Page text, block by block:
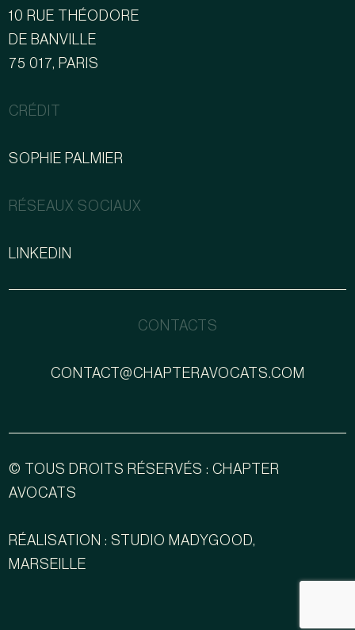
10 RUE THÉODORE
DE BANVILLE
75 017, PARIS
CRÉDIT
SOPHIE PALMIER
RÉSEAUX SOCIAUX
LINKEDIN
CONTACTS
CONTACT@CHAPTERAVOCATS.COM
© TOUS DROITS RÉSERVÉS : CHAPTER
AVOCATS
RÉALISATION : STUDIO MADYGOOD,
MARSEILLE